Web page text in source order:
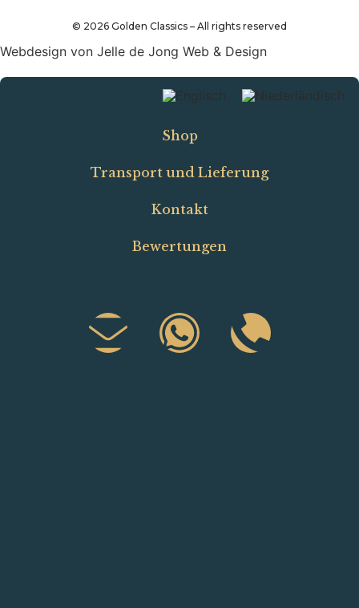
© 2026 Golden Classics – All rights reserved
Webdesign von Jelle de Jong Web & Design
Shop
Transport und Lieferung
Kontakt
Bewertungen